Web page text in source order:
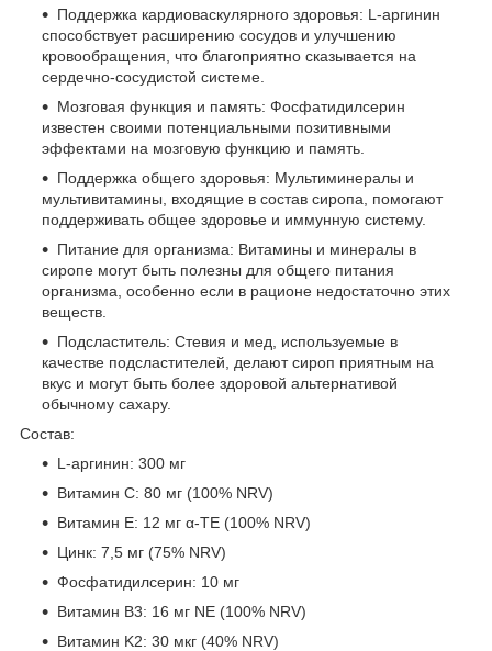
Поддержка кардиоваскулярного здоровья: L-аргинин
способствует расширению сосудов и улучшению
кровообращения, что благоприятно сказывается на
сердечно-сосудистой системе.
Мозговая функция и память: Фосфатидилсерин
известен своими потенциальными позитивными
эффектами на мозговую функцию и память.
Поддержка общего здоровья: Мультиминералы и
мультивитамины, входящие в состав сиропа, помогают
поддерживать общее здоровье и иммунную систему.
Питание для организма: Витамины и минералы в
сиропе могут быть полезны для общего питания
организма, особенно если в рационе недостаточно этих
веществ.
Подсластитель: Стевия и мед, используемые в
качестве подсластителей, делают сироп приятным на
вкус и могут быть более здоровой альтернативой
обычному сахару.
Состав:
L-аргинин: 300 мг
Витамин C: 80 мг (100% NRV)
Витамин E: 12 мг α-TE (100% NRV)
Цинк: 7,5 мг (75% NRV)
Фосфатидилсерин: 10 мг
Витамин B3: 16 мг NE (100% NRV)
Витамин K2: 30 мкг (40% NRV)